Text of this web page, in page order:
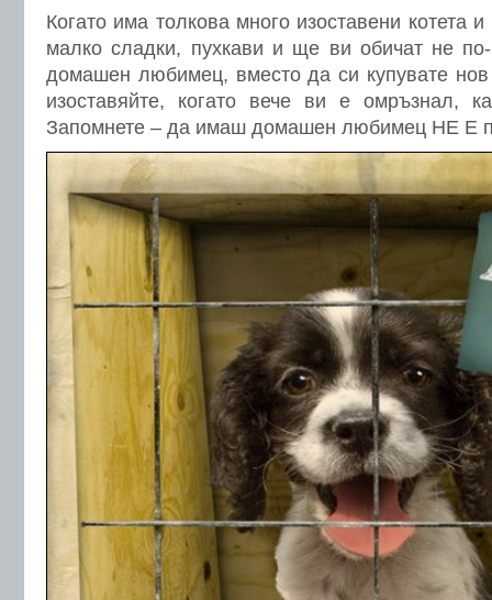
Когато има толкова много изоставени котета
малко сладки, пухкави и ще ви обичат не
домашен любимец, вместо да си купувате
изоставяйте, когато вече ви е омръзнал,
Запомнете – да имаш домашен любимец НЕ Е